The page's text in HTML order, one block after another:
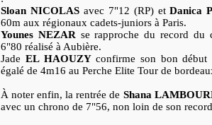
Sloan NICOLASavec 7"12 (RP) etDanica
60m aux régionaux cadets-juniors à Paris.
Younes NEZAR se rapproche du record
6"80 réalisé à Aubière.
Jade EL HAOUZY confirme son bon
égalé de 4m16 au Perche Elite Tour de
À noter enfin, la rentrée de Shana
avec un chrono de 7"56, non loin de son